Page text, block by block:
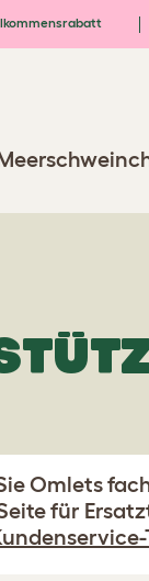
Omlets
für